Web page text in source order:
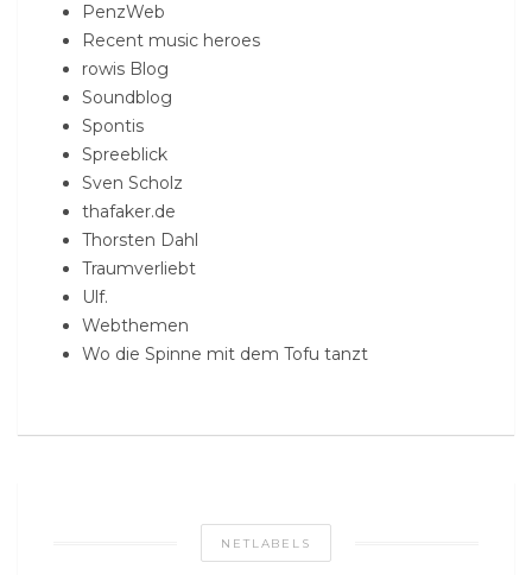
PenzWeb
Recent music heroes
rowis Blog
Soundblog
Spontis
Spreeblick
Sven Scholz
thafaker.de
Thorsten Dahl
Traumverliebt
Ulf.
Webthemen
Wo die Spinne mit dem Tofu tanzt
NETLABELS